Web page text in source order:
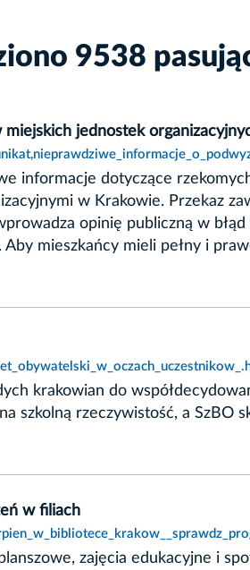
9538
jednostek
informacje dotyczące
w Krakowie. Przekaz
opinię publiczną w
mieszkańcy mieli pełny i
krakowian do
szkolną rzeczywistość, a
w filiach
zajęcia edukacyjne i